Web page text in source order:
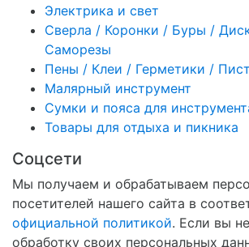
Электрика и свет
Сверла / Коронки / Буры /
Саморезы
Пены / Клеи / Герметики /
Малярный инструмент
Сумки и пояса для
Товары для отдыха и пикника
Соцсети
Мы получаем и обрабатываем
посетителей нашего сайта в
официальной политикой. Если вы
обработку своих персональных